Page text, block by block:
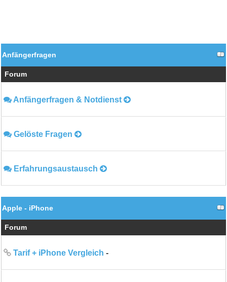
Anfängerfragen
Forum
Anfängerfragen & Notdienst
Gelöste Fragen
Erfahrungsaustausch
Apple - iPhone
Forum
Tarif + iPhone Vergleich -